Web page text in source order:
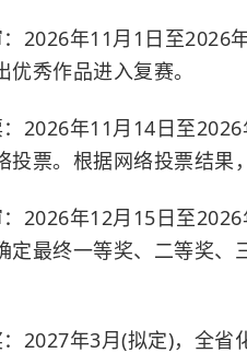
年11月1日至2026
秀作品进入复赛。
年11月14日至2026
投票。根据网络投票结果
年12月15日至2026
定最终一等奖、二等奖
年3月(拟定)，全省